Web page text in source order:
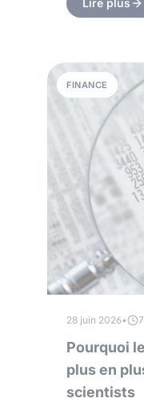
Lire plus
FINANCE
28 juin 2026•
Pourquoi
plus en
scientists